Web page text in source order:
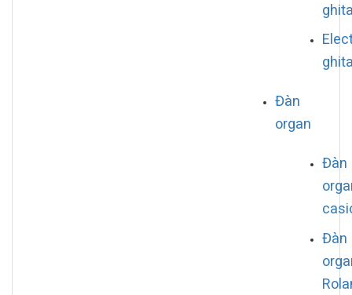
Đàn
organ
Đàn
Đàn